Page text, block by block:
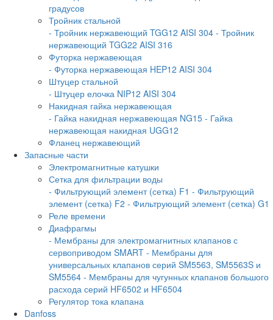
градусов
Тройник стальной
- Тройник нержавеющий TGG12 AISI 304 - Тройник
нержавеющий TGG22 AISI 316
Футорка нержавеющая
- Футорка нержавеющая HEP12 AISI 304
Штуцер стальной
- Штуцер елочка NIP12 AISI 304
Накидная гайка нержавеющая
- Гайка накидная нержавеющая NG15 - Гайка
нержавеющая накидная UGG12
Фланец нержавеющий
Запасные части
Электромагнитные катушки
Сетка для фильтрации воды
- Фильтрующий элемент (сетка) F1 - Фильтрующий
элемент (сетка) F2 - Фильтрующий элемент (сетка) G1
Реле времени
Диафрагмы
- Мембраны для электромагнитных клапанов с
сервоприводом SMART - Мембраны для
универсальных клапанов серий SM5563, SM5563S и
SM5564 - Мембраны для чугунных клапанов большого
расхода серий HF6502 и HF6504
Регулятор тока клапана
Danfoss